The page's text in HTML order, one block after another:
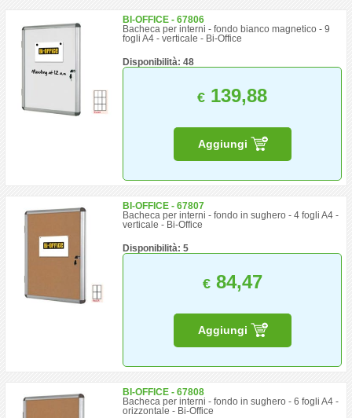
BI-OFFICE - 67806
Bacheca per interni - fondo bianco magnetico - 9
fogli A4 - verticale - Bi-Office
Disponibilità: 48
€ 139,88
Aggiungi
BI-OFFICE - 67807
Bacheca per interni - fondo in sughero - 4 fogli A4 -
verticale - Bi-Office
Disponibilità: 5
€84,47
Aggiungi
BI-OFFICE - 67808
Bacheca per interni - fondo in sughero - 6 fogli A4 -
orizzontale - Bi-Office